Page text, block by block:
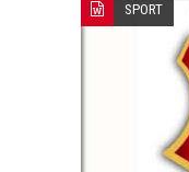
SPORT